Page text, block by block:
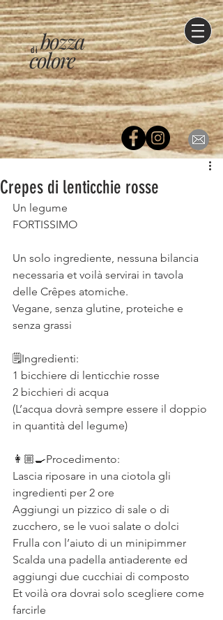
di
colore
bozza
Crepes di lenticchie rosse
Un legume
FORTISSIMO
Un solo ingrediente, nessuna bilancia
necessaria et voilà servirai in tavola
delle Crêpes atomiche.
Vegane, senza glutine, proteiche e
senza grassi
🗒Ingredienti:
1 bicchiere di lenticchie rosse
2 bicchieri di acqua
(L’acqua dovrà sempre essere il doppio
in quantità del legume)
👩🏼‍🍳Procedimento:
Lascia riposare in una ciotola gli
ingredienti per 2 ore
Aggiungi un pizzico di sale o di
zucchero, se le vuoi salate o dolci
Frulla con l’aiuto di un minipimmer
Scalda una padella antiaderente ed
aggiungi due cucchiai di composto
Et voilà ora dovrai solo scegliere come
farcirle